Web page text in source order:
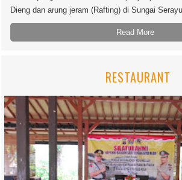
Dieng dan arung jeram (Rafting) di Sungai
Read More
RESTAURANT